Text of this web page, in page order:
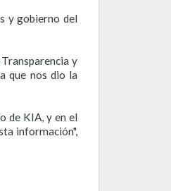
y gobierno del
y
que nos dio la
de KIA, y en el
información",